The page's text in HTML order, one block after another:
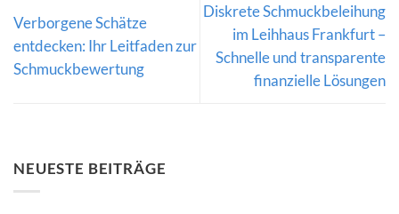
Verborgene Schätze
entdecken: Ihr Leitfaden zur
Schmuckbewertung
Diskrete Schmuckbeleihung
im Leihhaus Frankfurt –
Schnelle und transparente
finanzielle Lösungen
NEUESTE BEITRÄGE